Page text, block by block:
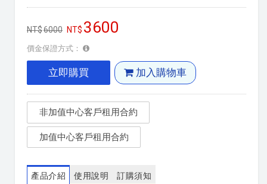
6000 3600
價金保證方式：
立即購買 加入購物車
非加值中心客戶租用合約
加值中心客戶租用合約
產品介紹 使用說明 訂購須知